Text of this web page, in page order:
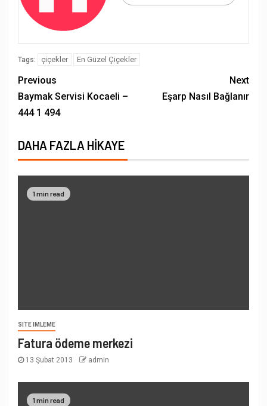
Tags: çiçekler En Güzel Çiçekler
Previous
Baymak Servisi Kocaeli –
444 1 494
Next
Eşarp Nasıl Bağlanır
DAHA FAZLA HIKAYE
1 min read
SITE IMLEME
Fatura ödeme merkezi
13 Şubat 2013 admin
1 min read